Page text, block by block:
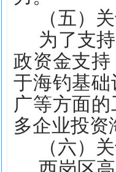
（五）
为了支
政资金支
于海钓基
广等方面
多企业投资
（六）